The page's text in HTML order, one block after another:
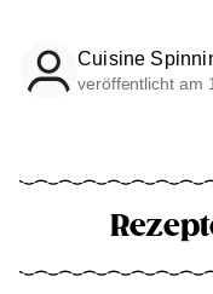
Cuisine
veröffentlicht am